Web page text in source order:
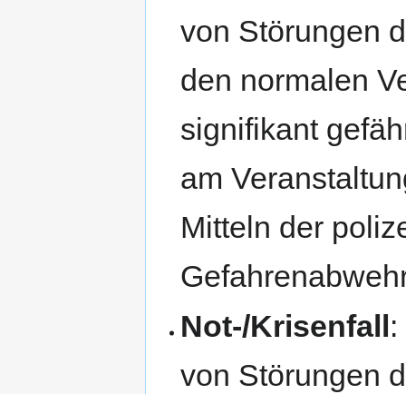
von Störungen
den normalen
signifikant
am
Mitteln der
Not-/Krisenfall
von Störungen